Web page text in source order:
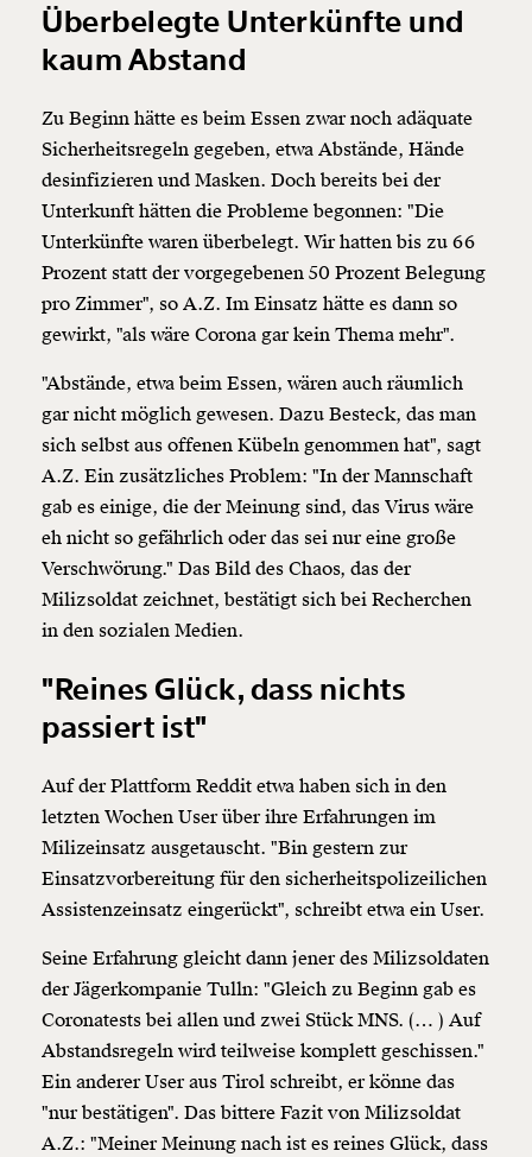
Überbelegte Unterkünfte und
kaum Abstand
Zu Beginn hätte es beim Essen zwar noch adäquate
Sicherheitsregeln gegeben, etwa Abstände, Hände
desinfizieren und Masken. Doch bereits bei der
Unterkunft hätten die Probleme begonnen: "Die
Unterkünfte waren überbelegt. Wir hatten bis zu 66
Prozent statt der vorgegebenen 50 Prozent Belegung
pro Zimmer", so A.Z. Im Einsatz hätte es dann so
gewirkt, "als wäre Corona gar kein Thema mehr".
"Abstände, etwa beim Essen, wären auch räumlich
gar nicht möglich gewesen. Dazu Besteck, das man
sich selbst aus offenen Kübeln genommen hat", sagt
A.Z. Ein zusätzliches Problem: "In der Mannschaft
gab es einige, die der Meinung sind, das Virus wäre
eh nicht so gefährlich oder das sei nur eine große
Verschwörung." Das Bild des Chaos, das der
Milizsoldat zeichnet, bestätigt sich bei Recherchen
in den sozialen Medien.
"Reines Glück, dass nichts
passiert ist"
Auf der Plattform Reddit etwa haben sich in den
letzten Wochen User über ihre Erfahrungen im
Milizeinsatz ausgetauscht. "Bin gestern zur
Einsatzvorbereitung für den sicherheitspolizeilichen
Assistenzeinsatz eingerückt", schreibt etwa ein User.
Seine Erfahrung gleicht dann jener des Milizsoldaten
der Jägerkompanie Tulln: "Gleich zu Beginn gab es
Coronatests bei allen und zwei Stück MNS. (… ) Auf
Abstandsregeln wird teilweise komplett geschissen."
Ein anderer User aus Tirol schreibt, er könne das
"nur bestätigen". Das bittere Fazit von Milizsoldat
A.Z.: "Meiner Meinung nach ist es reines Glück, dass